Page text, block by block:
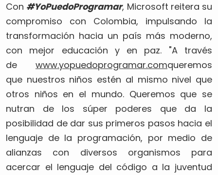
Con #YoPuedoProgramar, Microsoft reitera su
compromiso con Colombia, impulsando la
transformación hacia un país más moderno,
con mejor educación y en paz. "A través
de www.yopuedoprogramar.comqueremos
que nuestros niños estén al mismo nivel que
otros niños en el mundo. Queremos que se
nutran de los súper poderes que da la
posibilidad de dar sus primeros pasos hacia el
lenguaje de la programación, por medio de
alianzas con diversos organismos para
acercar el lenguaje del código a la juventud